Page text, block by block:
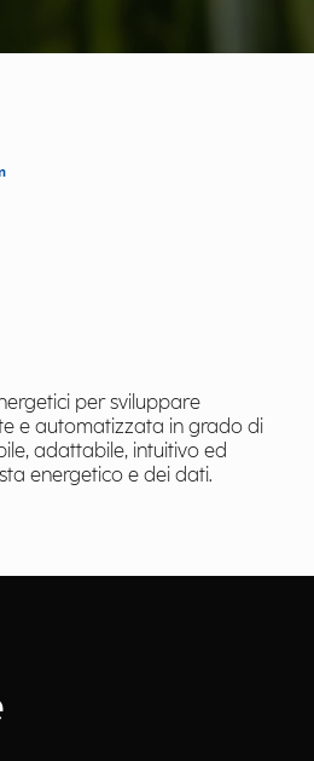
per sviluppare
e automatizzata in grado di
adattabile, intuitivo ed
energetico e dei dati.